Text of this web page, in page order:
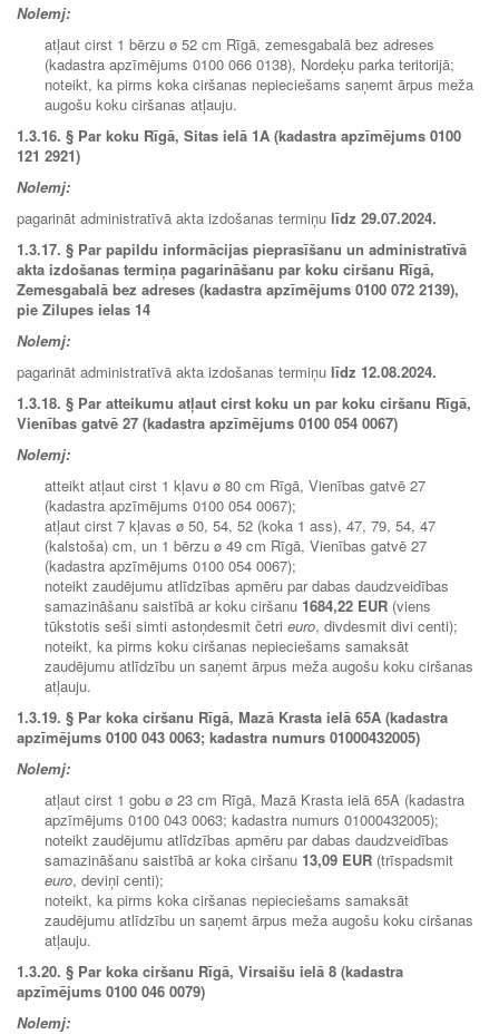
Nolemj:
atļaut cirst 1 bērzu ø 52 cm Rīgā, zemesgabalā bez adreses
(kadastra apzīmējums 0100 066 0138), Nordeķu parka teritorijā;
noteikt, ka pirms koka ciršanas nepieciešams saņemt ārpus meža
augošu koku ciršanas atļauju.
1.3.16. § Par koku Rīgā, Sitas ielā 1A (kadastra apzīmējums 0100
121 2921)
Nolemj:
pagarināt administratīvā akta izdošanas termiņu līdz 29.07.2024.
1.3.17. § Par papildu informācijas pieprasīšanu un administratīvā
akta izdošanas termiņa pagarināšanu par koku ciršanu Rīgā,
Zemesgabalā bez adreses (kadastra apzīmējums 0100 072 2139),
pie Zilupes ielas 14
Nolemj:
pagarināt administratīvā akta izdošanas termiņu līdz 12.08.2024.
1.3.18. § Par atteikumu atļaut cirst koku un par koku ciršanu Rīgā,
Vienības gatvē 27 (kadastra apzīmējums 0100 054 0067)
Nolemj:
atteikt atļaut cirst 1 kļavu ø 80 cm Rīgā, Vienības gatvē 27
(kadastra apzīmējums 0100 054 0067);
atļaut cirst 7 kļavas ø 50, 54, 52 (koka 1 ass), 47, 79, 54, 47
(kalstoša) cm, un 1 bērzu ø 49 cm Rīgā, Vienības gatvē 27
(kadastra apzīmējums 0100 054 0067);
noteikt zaudējumu atlīdzības apmēru par dabas daudzveidības
samazināšanu saistībā ar koku ciršanu 1684,22 EUR (viens
tūkstotis seši simti astoņdesmit četri euro, divdesmit divi centi);
noteikt, ka pirms koku ciršanas nepieciešams samaksāt
zaudējumu atlīdzību un saņemt ārpus meža augošu koku ciršanas
atļauju.
1.3.19. § Par koka ciršanu Rīgā, Mazā Krasta ielā 65A (kadastra
apzīmējums 0100 043 0063; kadastra numurs 01000432005)
Nolemj:
atļaut cirst 1 gobu ø 23 cm Rīgā, Mazā Krasta ielā 65A (kadastra
apzīmējums 0100 043 0063; kadastra numurs 01000432005);
noteikt zaudējumu atlīdzības apmēru par dabas daudzveidības
samazināšanu saistībā ar koka ciršanu 13,09 EUR (trīspadsmit
euro, deviņi centi);
noteikt, ka pirms koka ciršanas nepieciešams samaksāt
zaudējumu atlīdzību un saņemt ārpus meža augošu koku ciršanas
atļauju.
1.3.20. § Par koka ciršanu Rīgā, Virsaišu ielā 8 (kadastra
apzīmējums 0100 046 0079)
Nolemj: